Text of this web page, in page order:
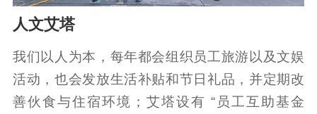
人文艾塔
我们以人为本，每年都会组织员工旅游以及文娱
活动，也会发放生活补贴和节日礼品，并定期改
善伙食与住宿环境；艾塔设有 “员工互助基金